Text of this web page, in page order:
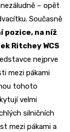
– opět
Současně
na níž
Ritchey WCS
nejprve
mezi pákami
tohoto
velmi
silničních
mezi pákami a